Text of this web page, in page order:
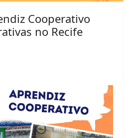
Cooperativo
no Recife